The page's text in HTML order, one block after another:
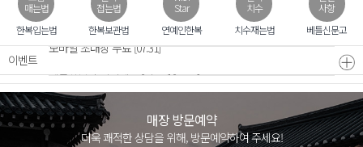
매는법
한복입는법
접는법
한복보관법
Star
연예인한복
치수
치수재는법
사항
베틀신문고
이벤트
모바일 초대장 무료
매장 방문예약
더욱 쾌적한 상담을 위해, 방문예약하여 주세요!